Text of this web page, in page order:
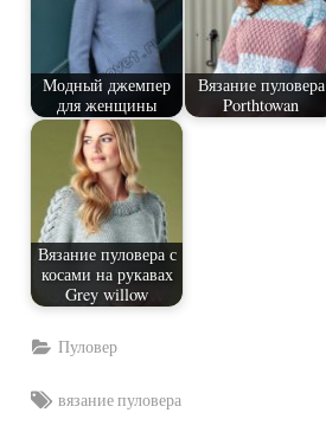
Модный джемпер
для женщины
Вязание пуловера
Porthtowan
Вязание пуловера с
косами на рукавах
Grey willow
Пуловер
Tags:
вязание пуловера